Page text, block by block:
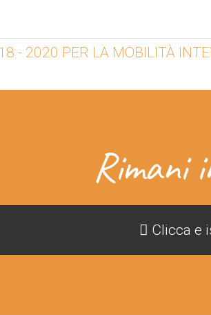
- 2020 PER LA MOBILITÀ
Rimani
Clicca e